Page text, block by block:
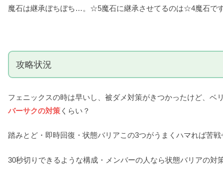
魔石は継承ぼちぼち…。☆5魔石に継承させてるのは☆4魔石で
攻略状況
フェニックスの時は早いし、被ダメ対策がきつかったけど、
バーサクの対策 くらい？
踏みとど・即時回復・状態バリアこの3つがうまくハマれば苦
30秒切りできるような構成・メンバーの人なら状態バリアの